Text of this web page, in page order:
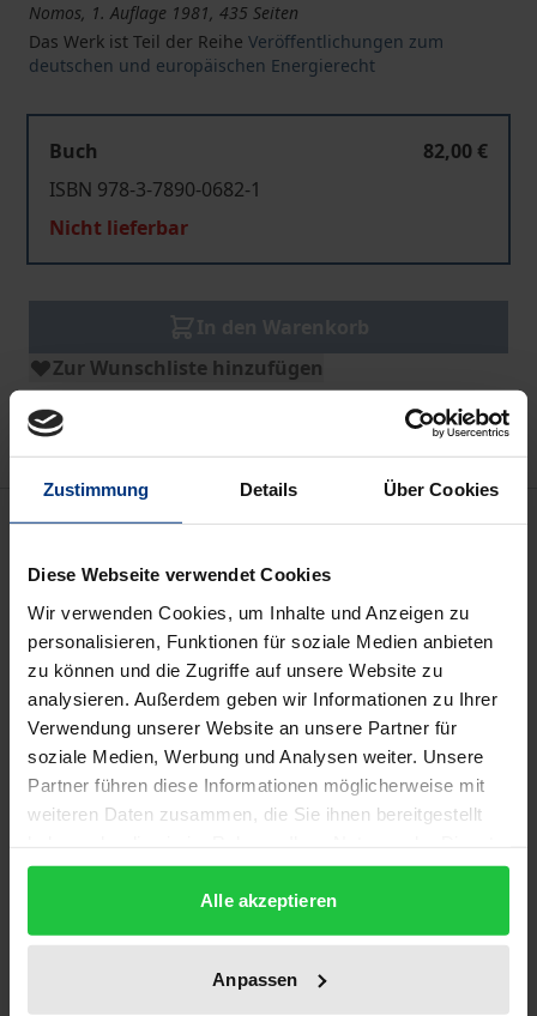
Zustimmung Details Über Cookies
Diese Webseite verwendet Cookies
Wir verwenden Cookies, um Inhalte und Anzeigen zu
personalisieren, Funktionen für soziale Medien anbieten
zu können und die Zugriffe auf unsere Website zu
analysieren. Außerdem geben wir Informationen zu Ihrer
Verwendung unserer Website an unsere Partner für
soziale Medien, Werbung und Analysen weiter. Unsere
Partner führen diese Informationen möglicherweise mit
weiteren Daten zusammen, die Sie ihnen bereitgestellt
gesammelt haben.
Alle akzeptieren
Anpassen
Nomos, 1. Auflage 1981, 435 Seiten
Das Werk ist Teil der Reihe Veröffentlichungen zum
deutschen und europäischen Energierecht
Buch
82,00 €
ISBN 978-3-7890-0682-1
Nicht lieferbar
Zur Wunschliste hinzufügen
Hinweise zu Versandkosten
Bibliografische Angaben
Auflage
1
ISBN
978-3-7890-0682-1
Erscheinungsdatum
26.08.1981
Erscheinungsjahr